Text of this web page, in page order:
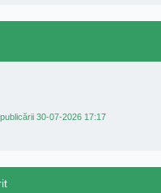
30-07-2026 17:17